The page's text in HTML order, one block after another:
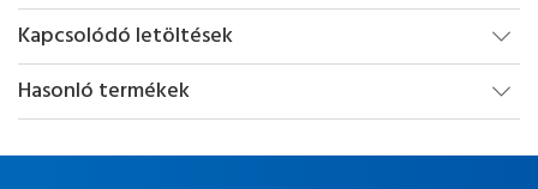
Kapcsolódó letöltések
Hasonló termékek